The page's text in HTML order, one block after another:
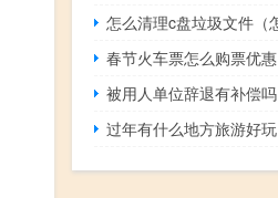
春节火车票怎么购票优惠
被用人单位辞退有补偿吗
过年有什么地方旅游好玩